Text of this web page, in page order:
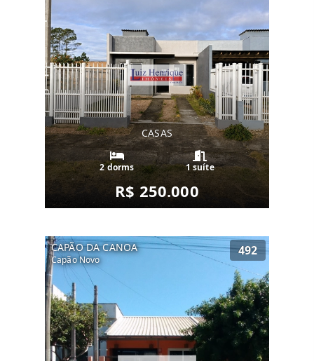
CASAS
2 dorms 1 suíte
R$ 250.000
CAPÃO DA CANOA
Capão Novo
492